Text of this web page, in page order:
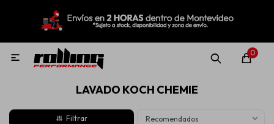
0

LAVADO KOCH CHEMIE
Recomendados
MI CUENTA
Nuevo! Rolling Repuestos